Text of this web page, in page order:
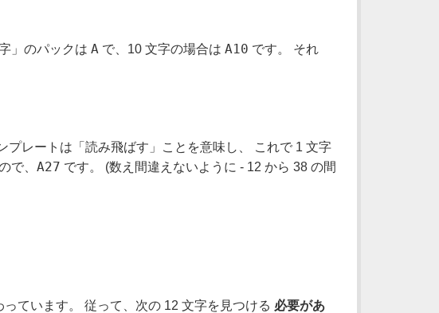
」のパックは A で、10 文字の場合は A10 です。 それ
プレートは「読み飛ばす」ことを意味し、 これで 1 文字
で、 A27 です。 (数え間違えないように - 12 から 38 の間
ています。 従って、次の 12 文字を見つける 必要があ